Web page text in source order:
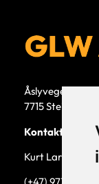
Åslyvegen 5b
7715 Steinkjer
Kontaktperson
Kurt Larsen,